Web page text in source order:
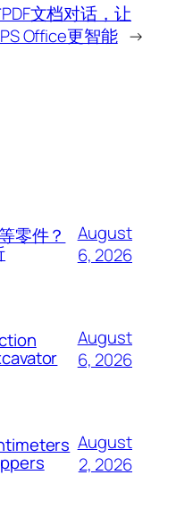
文档对话，让
Office更智能 →
零件？
August
6, 2026
August
6, 2026
August
2, 2026